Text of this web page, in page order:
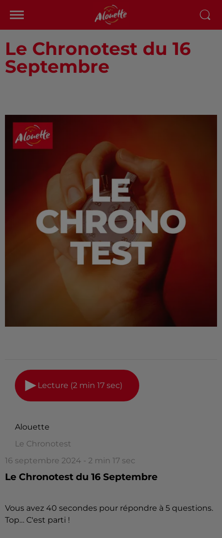
Le Chronotest du 16
Septembre
Lecture (2 min 17 sec)
Alouette
Le Chronotest
16 septembre 2024 - 2 min 17 sec
Le Chronotest du 16 Septembre
Vous avez 40 secondes pour répondre à 5 questions.
Top… C'est parti !